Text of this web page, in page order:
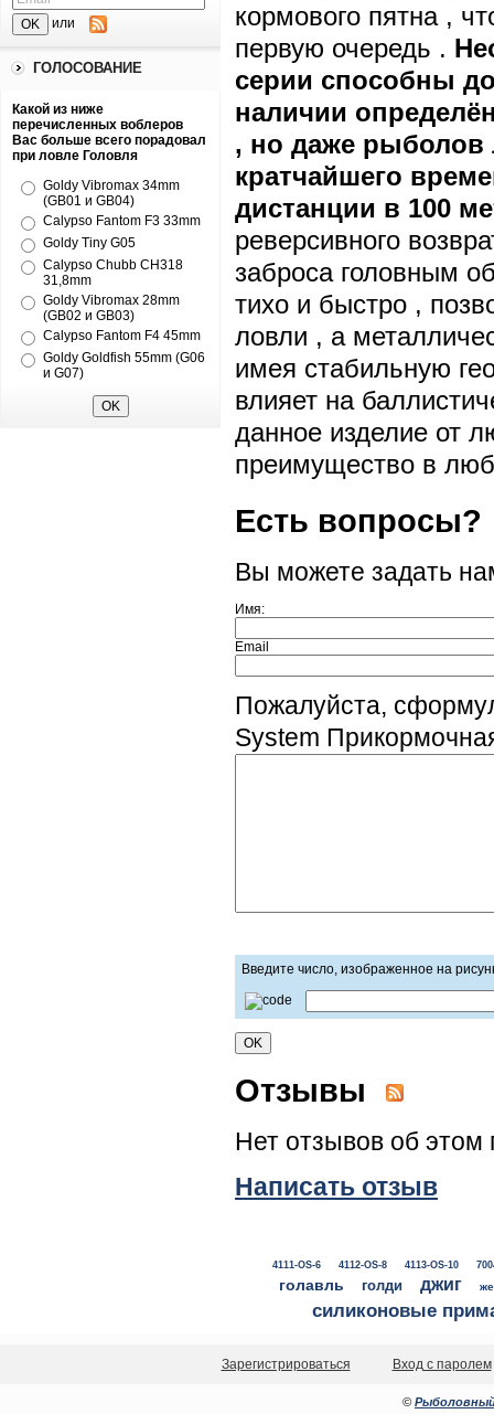
или
ГОЛОСОВАНИЕ
Какой из ниже
перечисленных воблеров
Вас больше всего порадовал
при ловле Головля
Goldy Vibromax 34mm
(GB01 и GB04)
Calypso Fantom F3 33mm
Goldy Tiny G05
Calypso Chubb CH318
31,8mm
Goldy Vibromax 28mm
(GB02 и GB03)
Calypso Fantom F4 45mm
Goldy Goldfish 55mm (G06
и G07)
кормового пятна ,
первую очередь .
серии способны
наличии
, но даже рыболов
кратчайшего
дистанции в 100
реверсивного
заброса головным
тихо и быстро ,
ловли , а
имея стабильную
влияет на
данное изделие от
преимущество в
Есть вопросы?
Вы можете задать
Имя:
Email
Пожалуйста,
System
Введите число, изображенное на
Отзывы
Нет отзывов об этом
Написать отзыв
4111-OS-6 4112-OS-8 4113-OS-10
голавль голди джиг
силиконовые
Зарегистрироваться Вход с паролем
© Рыболовный